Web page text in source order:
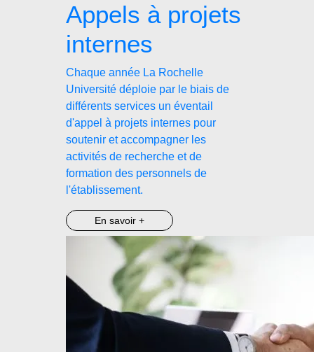
Appels à projets
internes
Chaque année La Rochelle
Université déploie par le biais de
différents services un éventail
d'appel à projets internes pour
soutenir et accompagner les
activités de recherche et de
formation des personnels de
l'établissement.
En savoir +